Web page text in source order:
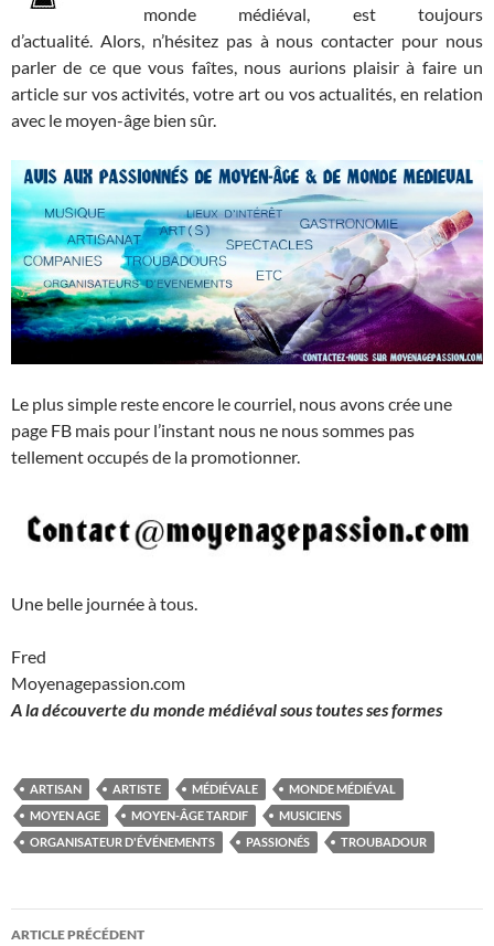
monde médiéval, est toujours
d’actualité. Alors, n’hésitez pas à nous contacter pour nous
parler de ce que vous faîtes, nous aurions plaisir à faire un
article sur vos activités, votre art ou vos actualités, en relation
avec le moyen-âge bien sûr.
Le plus simple reste encore le courriel, nous avons crée une
page FB mais pour l’instant nous ne nous sommes pas
tellement occupés de la promotionner.
Une belle journée à tous.
Fred
Moyenagepassion.com
A la découverte du monde médiéval sous toutes ses formes
ARTISAN ARTISTE MÉDIÉVALE
MONDE MÉDIÉVAL
MOYEN AGE
MOYEN-ÂGE TARDIF
MUSICIENS
ORGANISATEUR D'ÉVÉNEMENTS
PASSIONÉS TROUBADOUR
Navigation
ARTICLE PRÉCÉDENT